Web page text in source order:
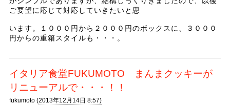
ご要望に応じて対応していきたいと思
います。１０００円から２０００円のボックスに、３０００
円からの重箱スタイルも・・・。
イタリア食堂FUKUMOTO まんまクッキーが
リニューアルで・・・！！
fukumoto (2013年12月14日 8:57)